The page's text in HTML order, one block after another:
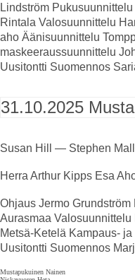
Lindström Pukusuunnittelu
Rintala Valosuunnittelu
aho Äänisuunnittelu
maskeeraussuunnittelu
Uusitontti Suomennos
31.10.2025
Susan Hill — Stephen
Herra Arthur Kipps Esa
Ohjaus Jermo Grundström
Aurasmaa Valosuunnittelu
Metsä-Ketelä Kampaus-
Uusitontti Suomennos
Mustapukuinen Nainen